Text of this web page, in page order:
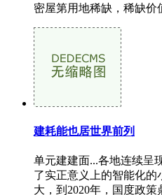
密屋第用地稀缺，稀缺价
建耗能也居世界前列
单元建建面...各地连续呈
了实正意义上的智能化的
大，到2020年，国度政